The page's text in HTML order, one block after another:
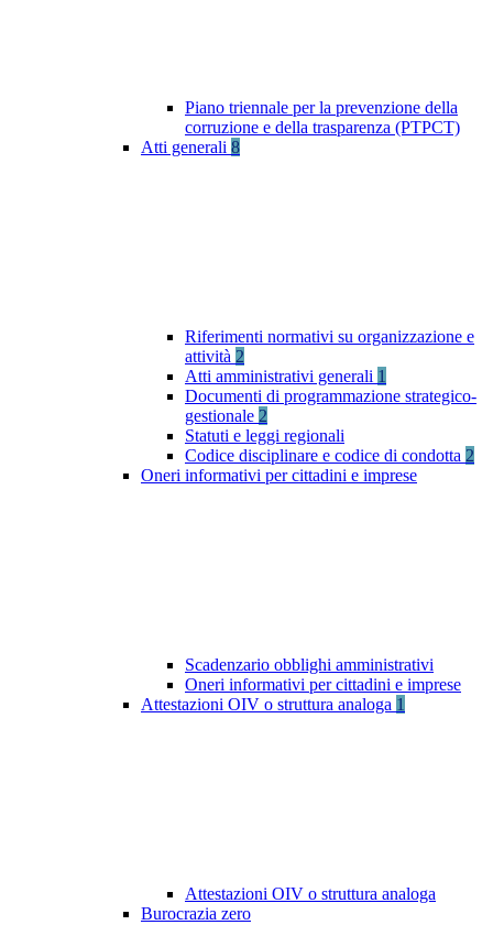
Piano triennale per la prevenzione della
corruzione e della trasparenza (PTPCT)
Atti generali 8
Riferimenti normativi su organizzazione e
attività 2
Atti amministrativi generali 1
Documenti di programmazione strategico-
gestionale 2
Statuti e leggi regionali
Codice disciplinare e codice di condotta 2
Oneri informativi per cittadini e imprese
Scadenzario obblighi amministrativi
Oneri informativi per cittadini e imprese
Attestazioni OIV o struttura analoga 1
Attestazioni OIV o struttura analoga
Burocrazia zero